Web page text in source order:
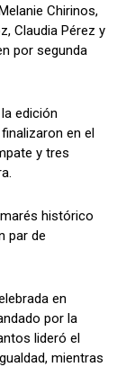
Chirinos,
Claudia Pérez y
por segunda
edición
en el
y tres
histórico
par de
en
por la
lideró el
mientras